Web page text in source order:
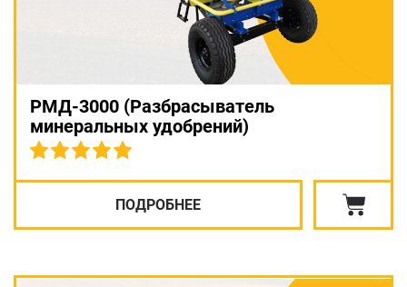
РМД-3000 (Разбрасыватель
минеральных удобрений)
ПОДРОБНЕЕ